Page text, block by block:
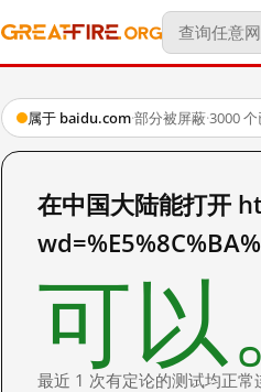
属于 baidu.com·部分被屏蔽·3000
在中国大陆能打开
可以
最近 1 次有定论的测试均正常